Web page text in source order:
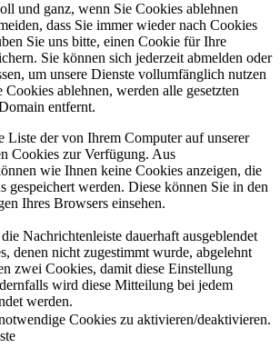
und ganz, wenn Sie Cookies ablehnen
dass Sie immer wieder nach Cookies
Sie uns bitte, einen Cookie für Ihre
Sie können sich jederzeit abmelden oder
um unsere Dienste vollumfänglich nutzen
ablehnen, werden alle gesetzten
entfernt.
Liste der von Ihrem Computer auf unserer
Cookies zur Verfügung. Aus
wie Ihnen keine Cookies anzeigen, die
gespeichert werden. Diese können Sie in den
Ihres Browsers einsehen.
Nachrichtenleiste dauerhaft ausgeblendet
denen nicht zugestimmt wurde, abgelehnt
zwei Cookies, damit diese Einstellung
wird diese Mitteilung bei jedem
werden.
Cookies zu aktivieren/deaktivieren.